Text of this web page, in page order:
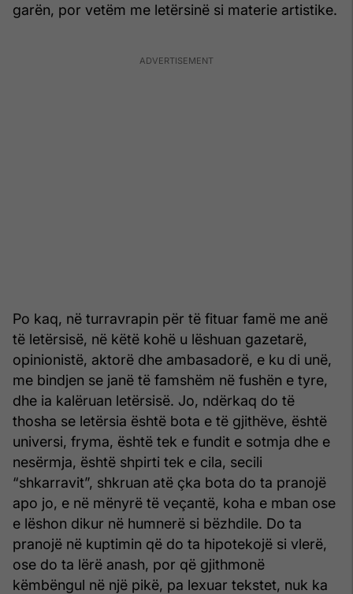
garën, por vetëm me letërsinë si materie artistike.
Po kaq, në turravrapin për të fituar famë me anë
të letërsisë, në këtë kohë u lëshuan gazetarë,
opinionistë, aktorë dhe ambasadorë, e ku di unë,
me bindjen se janë të famshëm në fushën e tyre,
dhe ia kalëruan letërsisë. Jo, ndërkaq do të
thosha se letërsia është bota e të gjithëve, është
universi, fryma, është tek e fundit e sotmja dhe e
nesërmja, është shpirti tek e cila, secili
“shkarravit”, shkruan atë çka bota do ta pranojë
apo jo, e në mënyrë të veçantë, koha e mban ose
e lëshon dikur në humnerë si bëzhdile. Do ta
pranojë në kuptimin që do ta hipotekojë si vlerë,
ose do ta lërë anash, por që gjithmonë
këmbëngul në një pikë, pa lexuar tekstet, nuk ka